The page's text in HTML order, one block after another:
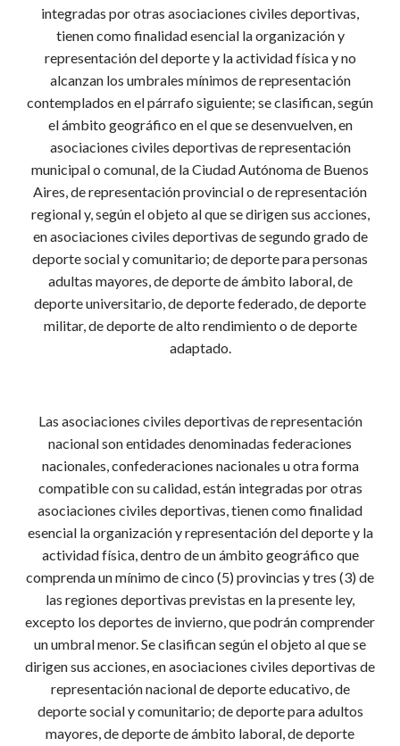
integradas por otras asociaciones civiles deportivas,
tienen como finalidad esencial la organización y
representación del deporte y la actividad física y no
alcanzan los umbrales mínimos de representación
contemplados en el párrafo siguiente; se clasifican, según
el ámbito geográfico en el que se desenvuelven, en
asociaciones civiles deportivas de representación
municipal o comunal, de la Ciudad Autónoma de Buenos
Aires, de representación provincial o de representación
regional y, según el objeto al que se dirigen sus acciones,
en asociaciones civiles deportivas de segundo grado de
deporte social y comunitario; de deporte para personas
adultas mayores, de deporte de ámbito laboral, de
deporte universitario, de deporte federado, de deporte
militar, de deporte de alto rendimiento o de deporte
adaptado.
Las asociaciones civiles deportivas de representación
nacional son entidades denominadas federaciones
nacionales, confederaciones nacionales u otra forma
compatible con su calidad, están integradas por otras
asociaciones civiles deportivas, tienen como finalidad
esencial la organización y representación del deporte y la
actividad física, dentro de un ámbito geográfico que
comprenda un mínimo de cinco (5) provincias y tres (3) de
las regiones deportivas previstas en la presente ley,
excepto los deportes de invierno, que podrán comprender
un umbral menor. Se clasifican según el objeto al que se
dirigen sus acciones, en asociaciones civiles deportivas de
representación nacional de deporte educativo, de
deporte social y comunitario; de deporte para adultos
mayores, de deporte de ámbito laboral, de deporte